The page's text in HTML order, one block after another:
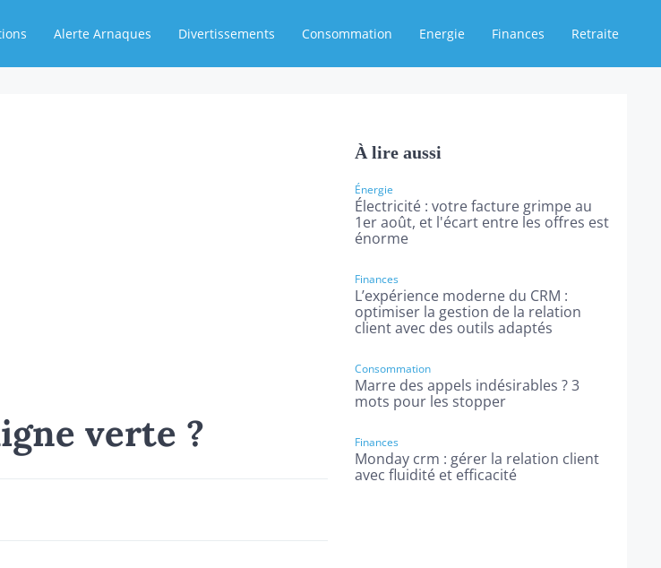
Alerte Arnaques Divertissements Consommation Energie Finances Retraite
verte ?
À lire aussi
Énergie
Électricité : votre facture grimpe au
1er août, et l'écart entre les offres est
énorme
Finances
L’expérience moderne du CRM :
optimiser la gestion de la relation
client avec des outils adaptés
Consommation
Marre des appels indésirables ? 3
mots pour les stopper
Finances
Monday crm : gérer la relation client
avec fluidité et efficacité